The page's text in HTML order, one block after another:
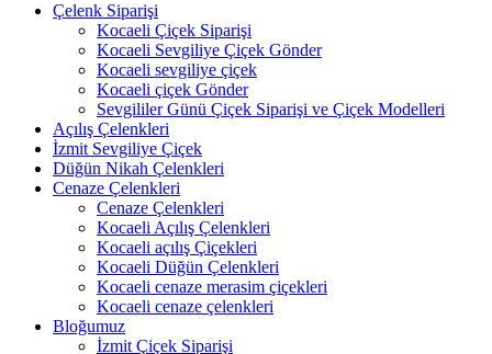
Çelenk Siparişi
Kocaeli Çiçek Siparişi
Kocaeli Sevgiliye Çiçek Gönder
Kocaeli sevgiliye çiçek
Kocaeli çiçek Gönder
Sevgililer Günü Çiçek Siparişi ve Çiçek Modelleri
Açılış Çelenkleri
İzmit Sevgiliye Çiçek
Düğün Nikah Çelenkleri
Cenaze Çelenkleri
Cenaze Çelenkleri
Kocaeli Açılış Çelenkleri
Kocaeli açılış Çiçekleri
Kocaeli Düğün Çelenkleri
Kocaeli cenaze merasim çiçekleri
Kocaeli cenaze çelenkleri
Bloğumuz
İzmit Çiçek Siparişi